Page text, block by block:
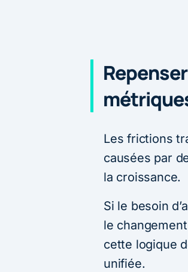
Les frictions
causées par
la croissance.
Si le besoin
le
cette logique
unifiée.